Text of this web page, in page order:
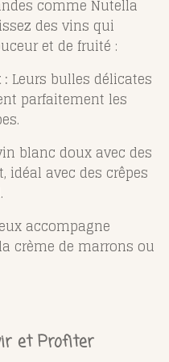
comme Nutella
des vins qui
et de fruité :
Leurs bulles délicates
parfaitement les
blanc doux avec des
idéal avec des crêpes
accompagne
crème de marrons ou
et Profiter